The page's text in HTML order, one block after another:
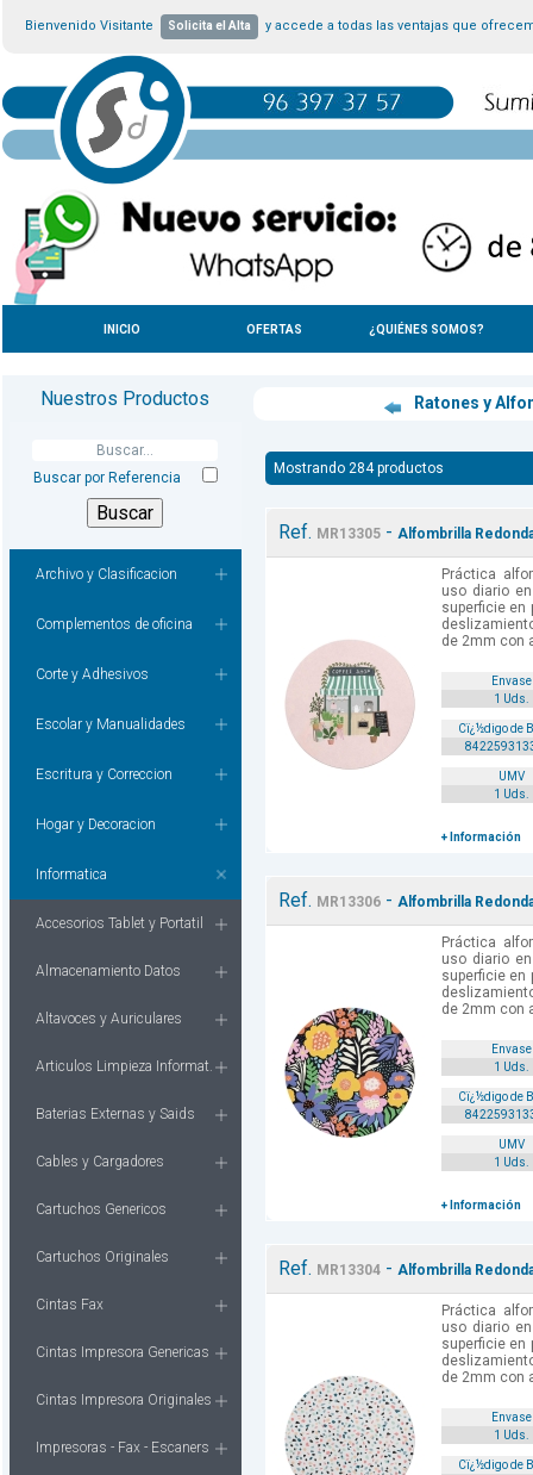
Bienvenido Visitante Solicita el Alta y accede a todas las ventajas que
INICIO OFERTAS ¿QUIÉNES SOMOS?
Nuestros Productos
Buscar por Referencia
Archivo y Clasificacion
Complementos de oficina
Corte y Adhesivos
Escolar y Manualidades
Escritura y Correccion
Hogar y Decoracion
Informatica
Accesorios Tablet y Portatil
Almacenamiento Datos
Altavoces y Auriculares
Articulos Limpieza Informat.
Baterias Externas y Saids
Cables y Cargadores
Cartuchos Genericos
Cartuchos Originales
Cintas Fax
Cintas Impresora Genericas
Cintas Impresora Originales
Impresoras - Fax - Escaners
Ratones y
Mostrando 284 productos
Ref. MR13305- Alfombrilla
Práctica
uso diario
superficie en
de 2mm con
Envase
1 Uds.
Cï¿½digo de
UMV
1 Uds.
+ Información
Ref. MR13306- Alfombrilla
Práctica
uso diario
superficie en
de 2mm con
Envase
1 Uds.
Cï¿½digo de
UMV
1 Uds.
+ Información
Ref. MR13304- Alfombrilla
Práctica
uso diario
superficie en
de 2mm con
Envase
1 Uds.
Cï¿½digo de